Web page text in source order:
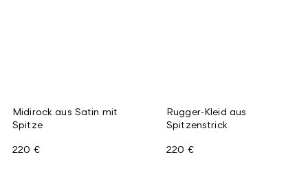
Midirock aus Satin mit
Spitze
220 €
Rugger-Kleid aus
Spitzenstrick
220 €